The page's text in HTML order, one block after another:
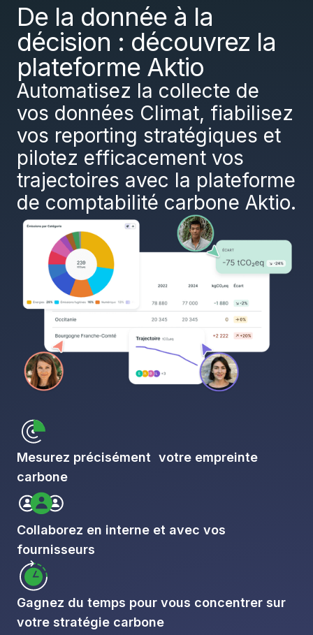
De la donnée à la
décision : découvrez la
plateforme Aktio
Automatisez la collecte de
vos données Climat, fiabilisez
vos reporting stratégiques et
pilotez efficacement vos
trajectoires avec la plateforme
de comptabilité carbone Aktio.
Mesurez précisément votre empreinte
carbone
Collaborez en interne et avec vos
fournisseurs
Gagnez du temps pour vous concentrer sur
votre stratégie carbone